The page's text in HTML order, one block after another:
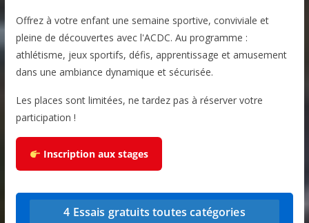
Offrez à votre enfant une semaine sportive, conviviale et
pleine de découvertes avec l'ACDC. Au programme :
athlétisme, jeux sportifs, défis, apprentissage et amusement
dans une ambiance dynamique et sécurisée.
Les places sont limitées, ne tardez pas à réserver votre
participation !
Inscription aux stages
4 Essais gratuits toutes catégories